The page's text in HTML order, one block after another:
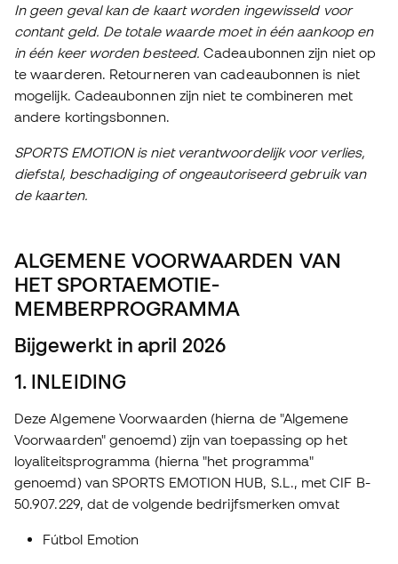
In geen geval kan de kaart worden ingewisseld voor
contant geld. De totale waarde moet in één aankoop en
in één keer worden besteed. Cadeaubonnen zijn niet op
te waarderen. Retourneren van cadeaubonnen is niet
mogelijk. Cadeaubonnen zijn niet te combineren met
andere kortingsbonnen.
SPORTS EMOTION is niet verantwoordelijk voor verlies,
diefstal, beschadiging of ongeautoriseerd gebruik van
de kaarten.
ALGEMENE VOORWAARDEN VAN
HET SPORTAEMOTIE-
MEMBERPROGRAMMA
Bijgewerkt in april 2026
1. INLEIDING
Deze Algemene Voorwaarden (hierna de "Algemene
Voorwaarden" genoemd) zijn van toepassing op het
loyaliteitsprogramma (hierna "het programma"
genoemd) van SPORTS EMOTION HUB, S.L., met CIF B-
50.907.229, dat de volgende bedrijfsmerken omvat
Fútbol Emotion